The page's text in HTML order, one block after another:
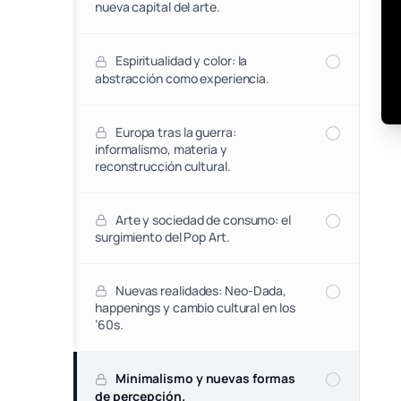
nueva capital del arte.
Espiritualidad y color: la
abstracción como experiencia.
Europa tras la guerra:
informalismo, materia y
reconstrucción cultural.
Arte y sociedad de consumo: el
surgimiento del Pop Art.
Nuevas realidades: Neo-Dada,
happenings y cambio cultural en los
’60s.
Minimalismo y nuevas formas
de percepción.